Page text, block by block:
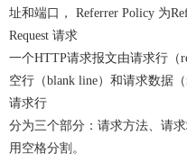
址和端口， Referrer Policy 为
Request 请求
一个HTTP请求报文由请求行（
空行（blank line）和请求数据（
请求行
分为三个部分：请求方法、请
用空格分割。